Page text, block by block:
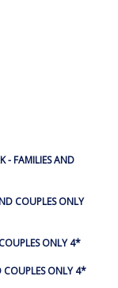
- FAMILIES AND
COUPLES ONLY
ONLY 4*
COUPLES ONLY 4*